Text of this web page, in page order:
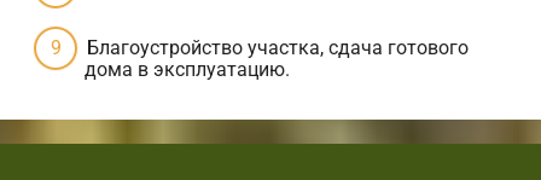
Благоустройство участка, сдача готового
дома в эксплуатацию.